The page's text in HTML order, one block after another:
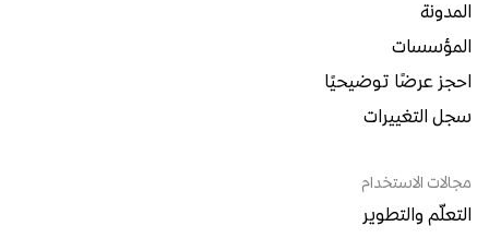
المدونة
المؤسسات
احجز عرضًا توضيحيًا
سجل التغييرات
مجالات الاستخدام
التعلّم والتطوير